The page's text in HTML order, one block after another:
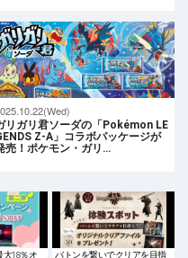
リガリ君ソーダの「Pokémon LE
Z-A」コラボパッケージが
売！ポケモン・ガリ…
大18％オ
バトンを繋いでクリアを目指